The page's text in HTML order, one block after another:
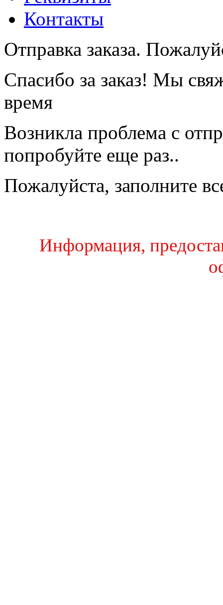
Контакты
Отправка заказа.
Спасибо за заказ! Мы
время
Возникла проблема с
попробуйте еще раз..
Пожалуйста, заполните
Информация,